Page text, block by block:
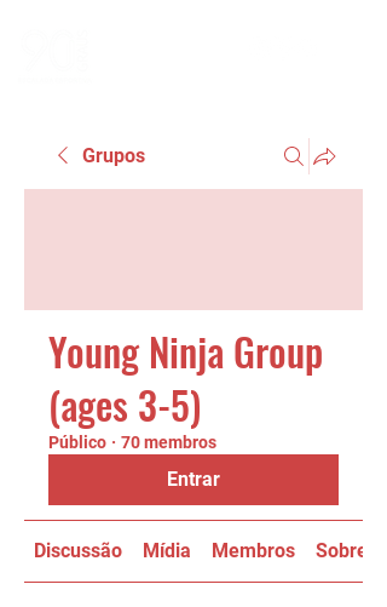
Grupos
Young Ninja Group
(ages 3-5)
Público · 70 membros
Entrar
Discussão Mídia Membros Sobre